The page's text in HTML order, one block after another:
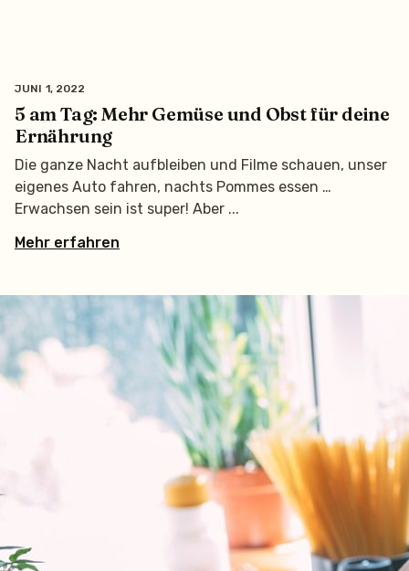
5 am Tag: Mehr Gemüse und Obst für deine
Ernährung
JUNI 1, 2022
Die ganze Nacht aufbleiben und Filme schauen, unser
eigenes Auto fahren, nachts Pommes essen …
Erwachsen sein ist super! Aber
Mehr erfahren